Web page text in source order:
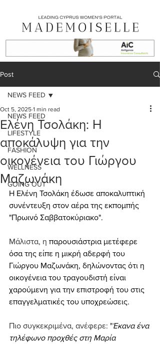
Post
NEWS FEED
LIFESTYLE
FASHION
WELLNESS
GOING OUT
NEWS FEED
Eλένη Τσολάκη: Η
αποκάλυψη για την
οικογένεια του Γιώργου
Μαζωνάκη
Oct 5, 2025 1 min read
Η Ελένη Τσολάκη έδωσε αποκαλυπτική
συνέντευξη στον αέρα της εκπομπής
"Πρωινό Σαββατοκύριακο".
Μάλιστα, η παρουσιάστρια μετέφερε
όσα της είπε η μικρή αδερφή του
Γιώργου Μαζωνάκη, δηλώνοντας ότι η
οικογένεια του τραγουδιστή είναι
χαρούμενη για την επιστροφή του στις
επαγγελματικές του υποχρεώσεις.
Πιο συγκεκριμένα, ανέφερε: "Έκανα ένα
τηλέφωνο προχθές στη Μαρία